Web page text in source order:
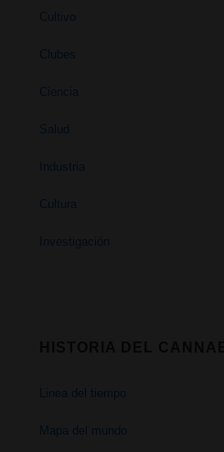
Cultivo
Clubes
Ciencia
Salud
Industria
Cultura
Investigación
Linea del tiempo
Mapa del mundo